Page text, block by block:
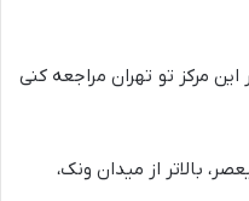
مرکز تو تهران مراجعه کنی
بالاتر از میدان ونک،